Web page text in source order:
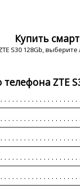
Купить
S30 128Gb,
ZTE